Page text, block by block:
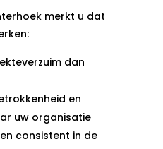
merkt u dat
dan
en
uw organisatie
consistent in de